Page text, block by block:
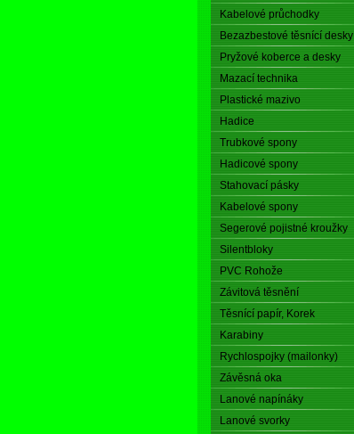
Kabelové průchodky
Bezazbestové těsnící desky
Pryžové koberce a desky
Mazací technika
Plastické mazivo
Hadice
Trubkové spony
Hadicové spony
Stahovací pásky
Kabelové spony
Segerové pojistné kroužky
Silentbloky
PVC Rohože
Závitová těsnění
Těsnící papír, Korek
Karabiny
Rychlospojky (mailonky)
Závěsná oka
Lanové napínáky
Lanové svorky